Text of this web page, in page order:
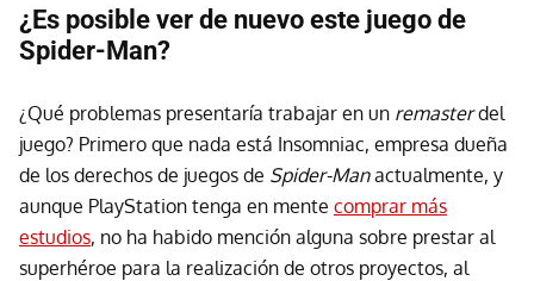
¿Es posible ver de nuevo este juego de
Spider-Man?
¿Qué problemas presentaría trabajar en un remasterdel
juego? Primero que nada está Insomniac, empresa dueña
de los derechos de juegos de Spider-Manactualmente, y
aunque PlayStation tenga en mente comprar más
estudios, no ha habido mención alguna sobre prestar al
superhéroe para la realización de otros proyectos, al